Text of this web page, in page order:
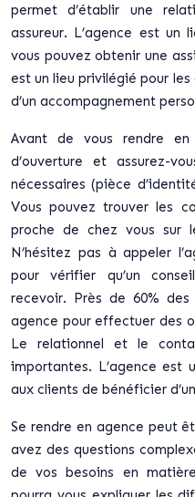
permet d’établir une
assureur. L’agence est un
vous pouvez obtenir une
est un lieu privilégié pour
d’un accompagnement
Avant de vous rendre
d’ouverture et assurez-
nécessaires (pièce
Vous pouvez trouver les
proche de chez vous sur
N’hésitez pas à appeler
pour vérifier qu’un
recevoir. Près de 60%
agence pour effectuer des
Le relationnel et le
importantes. L’agence est
aux clients de bénéficier
Se rendre en agence peut
avez des questions
de vos besoins en